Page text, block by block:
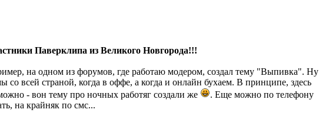
Паверклипа из Великого Новгорода!!!
на одном из форумов, где работаю модером, создал тему "Выпивка". Ну
со всей страной, когда в оффе, а когда и онлайн бухаем. В принципе, здесь
- вон тему про ночных работяг создали же
. Еще можно по телефону
на крайняк по смс...